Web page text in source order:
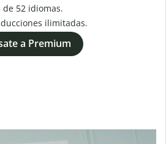
de 52 idiomas.
ilimitadas.
a Premium